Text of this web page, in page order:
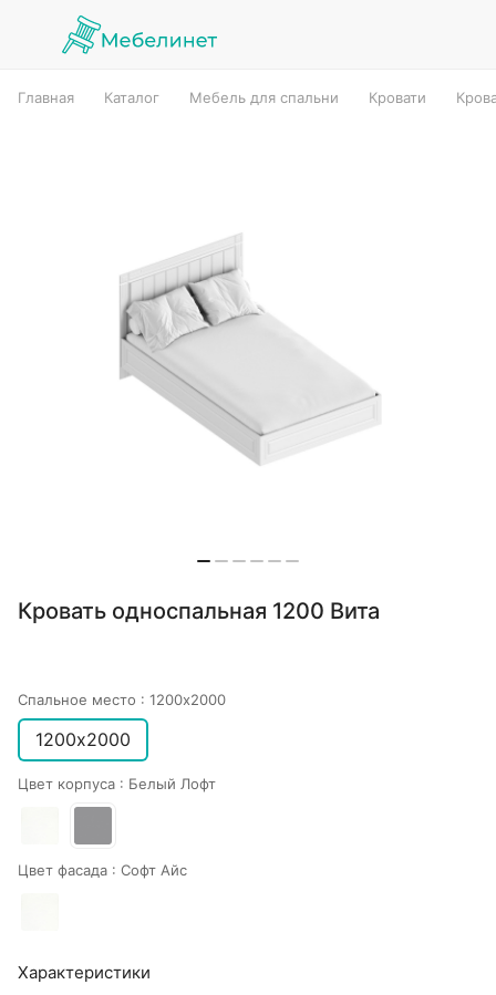
Главная Каталог Мебель для спальни Кровати
Кровать односпальная 1200 Вита
Спальное место : 1200х2000
1200х2000
Цвет корпуса : Белый Лофт
Цвет фасада : Софт Айс
Характеристики